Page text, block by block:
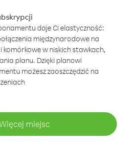
daje Ci elastyczność:
międzynarodowe na
w niskich stawkach,
planu. Dzięki planowi
możesz zaoszczędzić na
miejsc